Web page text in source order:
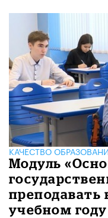
КАЧЕСТВО
Модуль
преподавать
учебном году